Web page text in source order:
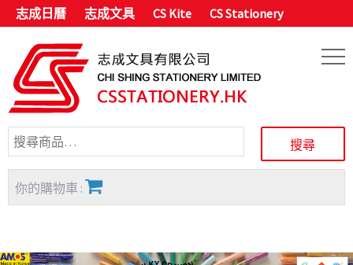
志成日曆 志成文具 CS Kite CS Stationery
你的購物車 :